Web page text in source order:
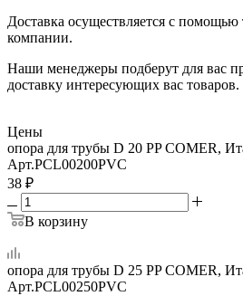
Доставка осуществляется с помощью
компании.
Наши менеджеры подберут для вас
доставку интересующих вас товаров.
Цены
опора для трубы D 20 PP COMER,
Арт.PCL00200PVC
38 ₽
В корзину
опора для трубы D 25 PP COMER,
Арт.PCL00250PVC